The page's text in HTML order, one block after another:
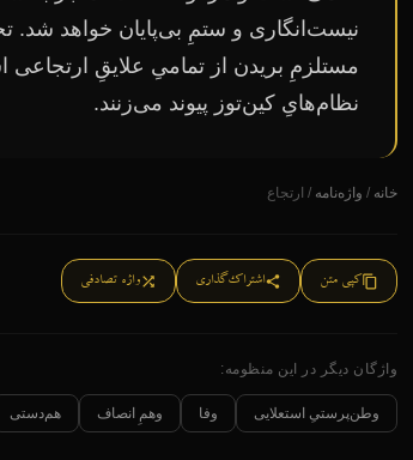
نیست‌انگاری و ستمِ بی‌پایان خواهد شد.
مستلزمِ بریدن از تمامیِ علایقِ
نظام‌هایِ کین‌توز پیوند می‌زنند.
خانه / واژه‌نامه / ارتجاع
کپی متن اشتراک‌گذاری واژه تصادفی
واژگان دیگر در این منظومه:
وطن‌پرستیِ استعلایی وفا وهمِ انصاف هم‌دستی